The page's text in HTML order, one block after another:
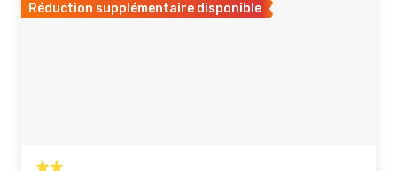
Réduction supplémentaire disponible